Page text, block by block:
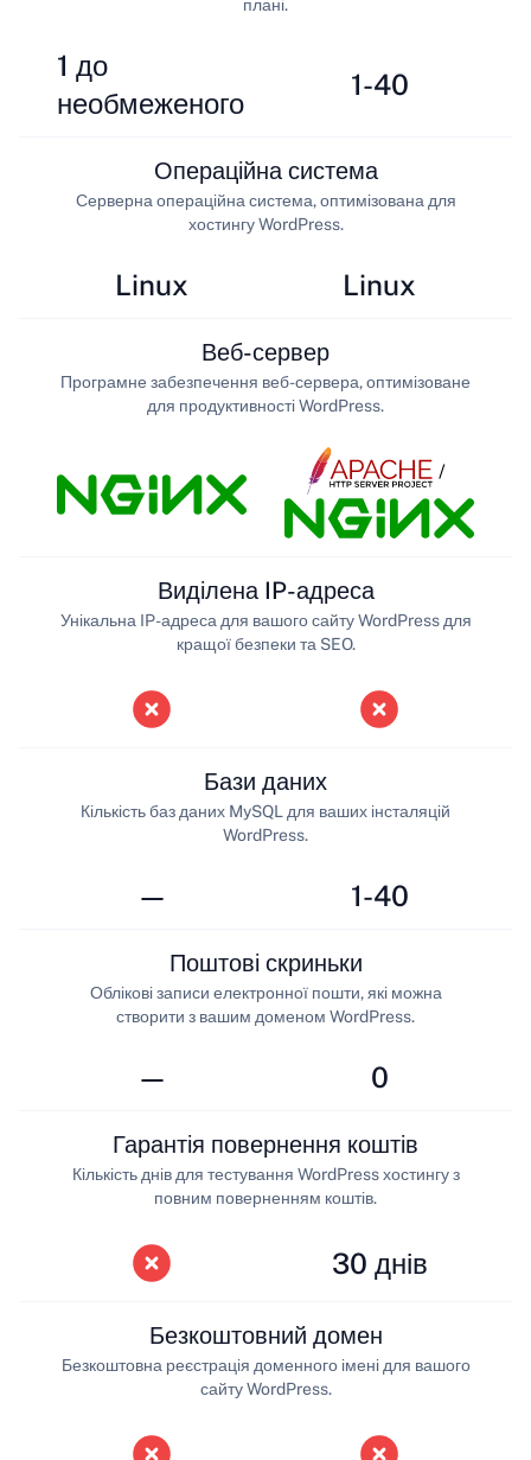
1 до
необмеженого
плані.
1-40
Linux
Операційна система
Серверна операційна система, оптимізована для
хостингу WordPress.
Linux
Веб-сервер
Програмне забезпечення веб-сервера, оптимізоване
для продуктивності WordPress.
/
Виділена IP-адреса
Унікальна IP-адреса для вашого сайту WordPress для
кращої безпеки та SEO.
—
Бази даних
Кількість баз даних MySQL для ваших інсталяцій
WordPress.
1-40
—
Поштові скриньки
Облікові записи електронної пошти, які можна
створити з вашим доменом WordPress.
0
Гарантія повернення коштів
Кількість днів для тестування WordPress хостингу з
повним поверненням коштів.
30 днів
Безкоштовний домен
Безкоштовна реєстрація доменного імені для вашого
сайту WordPress.